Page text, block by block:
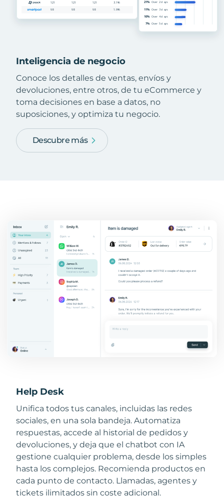
Inteligencia de negocio
Conoce los detalles de ventas, envíos y
devoluciones, entre otros, de tu eCommerce y
toma decisiones en base a datos, no
suposiciones, y optimiza tu negocio.
Descubre más
Help Desk
Unifica todos tus canales, incluidas las redes
sociales, en una sola bandeja. Automatiza
respuestas, accede al historial de pedidos y
devoluciones, y deja que el chatbot con IA
gestione cualquier problema, desde los simples
hasta los complejos. Recomienda productos en
cada punto de contacto. Llamadas, agentes y
tickets ilimitados sin coste adicional.